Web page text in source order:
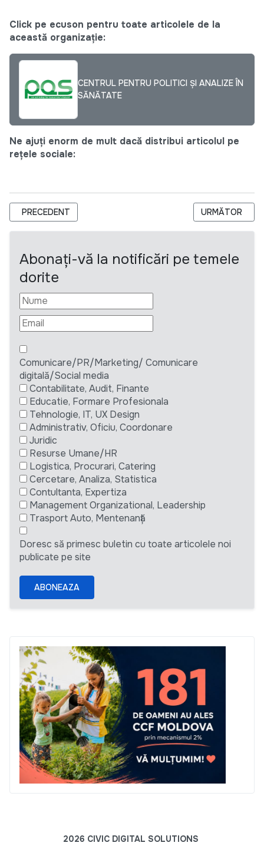
Click pe ecuson pentru toate articolele de la
această organizație:
CENTRUL PENTRU POLITICI ȘI ANALIZE ÎN
SĂNĂTATE
Ne ajuți enorm de mult dacă distribui articolul pe
rețele sociale:
ARTICOL PRECEDENT: CONCURS PENTRU SELECTAREA
PRECEDENT ARTICOLUL
URMĂTOR
Abonați-vă la notificări pe temele
dorite
Comunicare/PR/Marketing/ Comunicare
digitală/Social media
Contabilitate, Audit, Finante
Educatie, Formare Profesionala
Tehnologie, IT, UX Design
Administrativ, Oficiu, Coordonare
Juridic
Resurse Umane/HR
Logistica, Procurari, Catering
Cercetare, Analiza, Statistica
Contultanta, Expertiza
Management Organizational, Leadership
Trasport Auto, Mentenanță
Doresc să primesc buletin cu toate articolele noi
publicate pe site
ABONEAZA
2026 CIVIC DIGITAL SOLUTIONS